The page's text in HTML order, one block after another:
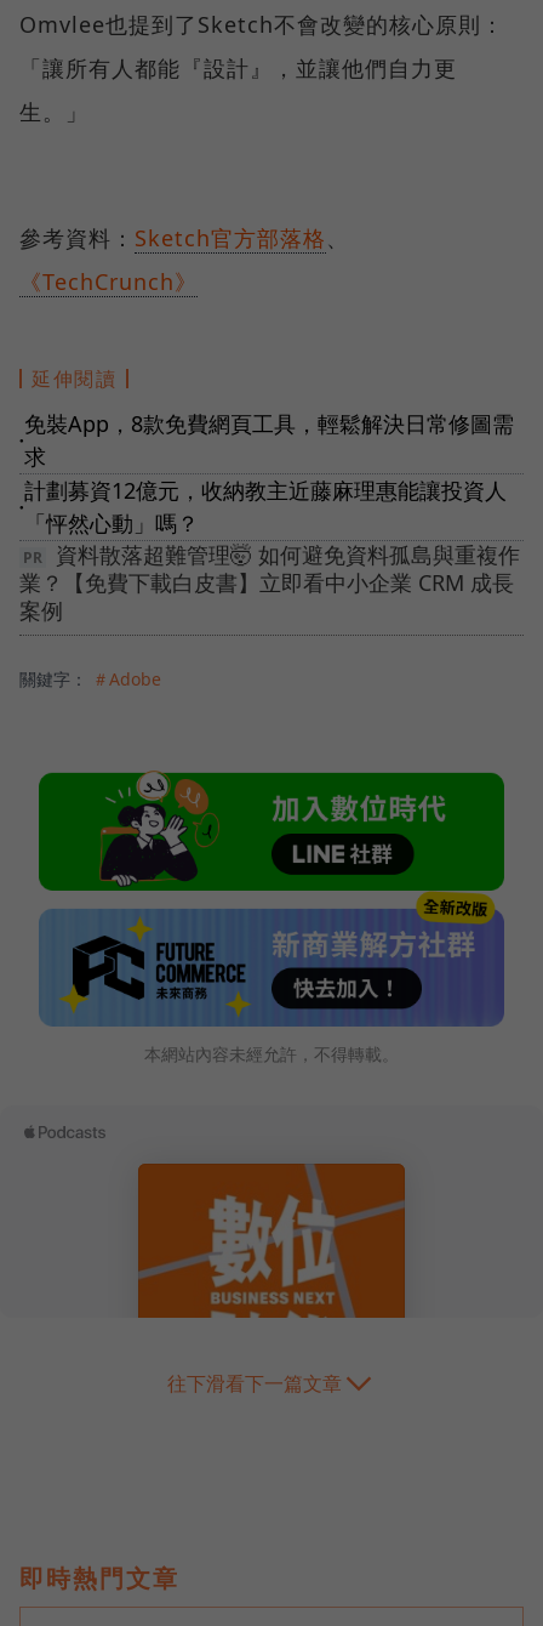
Omvlee也提到了Sketch不會改變的核心原則：
「讓所有人都能『設計』，並讓他們自力更
生。」
參考資料： Sketch官方部落格
《TechCrunch》
延伸閱讀
●
免裝App，8款免費網頁工具，輕鬆解決日常修圖需
求
●
計劃募資12億元，收納教主近藤麻理惠能讓投資人
「怦然心動」嗎？
資料散落超難管理🤯 如何避免資料孤島與重複作
業？【免費下載白皮書】立即看中小企業 CRM 成長
案例
關鍵字： ＃Adobe
本網站內容未經允許，不得轉載。
往下滑看下一篇文章
即時熱門文章